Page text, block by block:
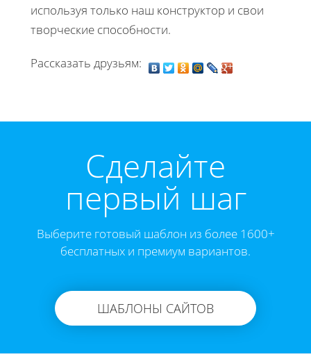
используя только наш конструктор и свои
творческие способности.
Рассказать друзьям:
Cделайте
первый шаг
Выберите готовый шаблон из более 1600+
бесплатных и премиум вариантов.
ШАБЛОНЫ САЙТОВ